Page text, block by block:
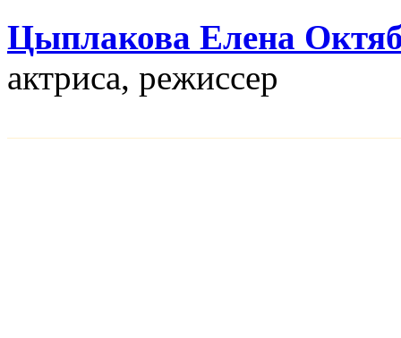
Цыплакова Елена
актриса, режисcер